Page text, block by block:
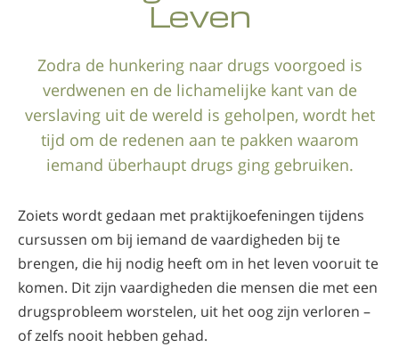
Oekraïens
Kroatisch
Turks
Leven
Zodra de hunkering naar drugs voorgoed is
verdwenen en de lichamelijke kant van de
verslaving uit de wereld is geholpen, wordt het
tijd om de redenen aan te pakken waarom
iemand überhaupt drugs ging gebruiken.
Zoiets wordt gedaan met praktijkoefeningen tijdens
cursussen om bij iemand de vaardigheden bij te
brengen, die hij nodig heeft om in het leven vooruit te
komen. Dit zijn vaardigheden die mensen die met een
drugsprobleem worstelen, uit het oog zijn verloren –
of zelfs nooit hebben gehad.